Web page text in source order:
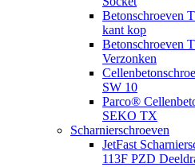
Betonschroeven
kant kop
Betonschroeven
Verzonken
SW 10
Parco®
SEKO TX
Scharnierschroeven
JetFast
113F PZD